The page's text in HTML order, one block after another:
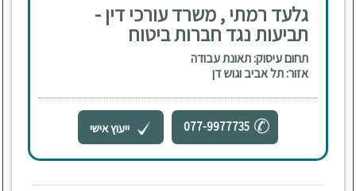
גלעד רמתי , משרד עורכי דין -
תביעות נגד חברות ביטוח
תחום עיסוק: תאונת עבודה
אזור: תל אביב וגוש דן
077-9977735 ייעוץ אישי